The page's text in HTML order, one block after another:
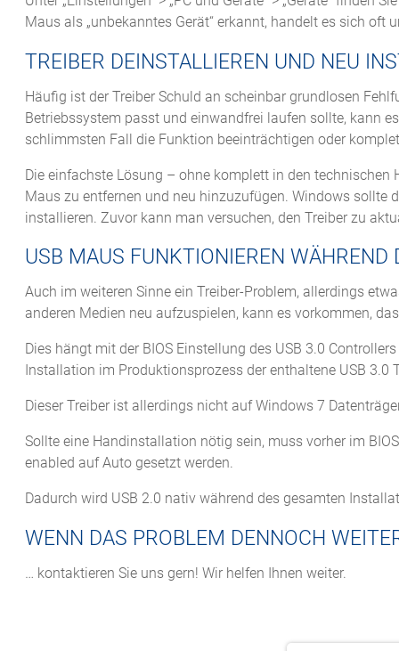
Maus als „unbekanntes Gerät“ erkannt, handelt es sich oft
TREIBER DEINSTALLIEREN UND NEU
Häufig ist der Treiber Schuld an scheinbar grundlosen
Betriebssystem passt und einwandfrei laufen sollte, kann
schlimmsten Fall die Funktion beeinträchtigen oder
Die einfachste Lösung – ohne komplett in den technischen
Maus zu entfernen und neu hinzuzufügen. Windows
installieren. Zuvor kann man versuchen, den Treiber zu
USB MAUS FUNKTIONIEREN
Auch im weiteren Sinne ein Treiber-Problem, allerdings
anderen Medien neu aufzuspielen, kann es vorkommen,
Dies hängt mit der BIOS Einstellung des USB 3.0
Installation im Produktionsprozess der enthaltene USB
Dieser Treiber ist allerdings nicht auf Windows 7
Sollte eine Handinstallation nötig sein, muss vorher im
enabled auf Auto gesetzt werden.
Dadurch wird USB 2.0 nativ während des gesamten
WENN DAS PROBLEM DENNOCH
… kontaktieren Sie uns gern! Wir helfen Ihnen weiter.